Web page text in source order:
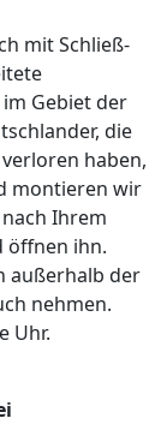
mit Schließ-
Gebiet der
die
haben,
montieren wir
Ihrem
öffnen ihn.
außerhalb der
nehmen.
Uhr.